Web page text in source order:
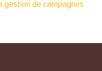
gestion de campagnes